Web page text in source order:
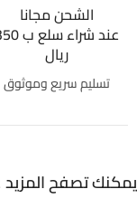
الشحن مجانا
عند شراء
ريال
تسليم سريع وموثوق
يمكنك تصفح المزيد